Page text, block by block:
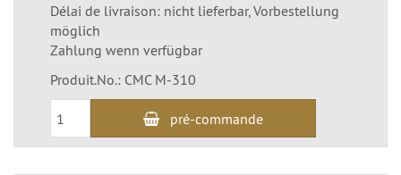
Délai de livraison: nicht lieferbar, Vorbestellung
möglich
Zahlung wenn verfügbar
Produit.No.: CMC M-310
pré-commande